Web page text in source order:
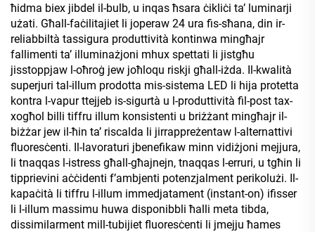
ħidma biex jibdel il-bulb, u inqas ħsara ċikliċi ta’ luminarji
użati. Għall-faċilitajiet li joperaw 24 ura fis-sħana, din ir-
reliabbiltà tassigura produttività kontinwa mingħajr
fallimenti ta’ illuminażjoni mhux spettati li jistgħu
jisstoppjaw l-oħroġ jew joħloqu riskji għall-iżda. Il-kwalità
superjuri tal-illum prodotta mis-sistema LED li hija protetta
kontra l-vapur ttejjeb is-sigurtà u l-produttività fil-post tax-
xogħol billi tiffru illum konsistenti u briżżant mingħajr il-
biżżar jew il-ħin ta’ riscalda li jirrappreżentaw l-alternattivi
fluoresċenti. Il-lavoraturi jbenefikaw minn vidiżjoni mejjura,
li tnaqqas l-istress għall-għajnejn, tnaqqas l-erruri, u tgħin li
tipprievini aċċidenti f’ambjenti potenzjalment perikolużi. Il-
kapaċità li tiffru l-illum immedjatament (instant-on) ifisser
li l-illum massimu huwa disponibbli ħalli meta tibda,
dissimilarment mill-tubijiet fluoresċenti li jmejju ħames